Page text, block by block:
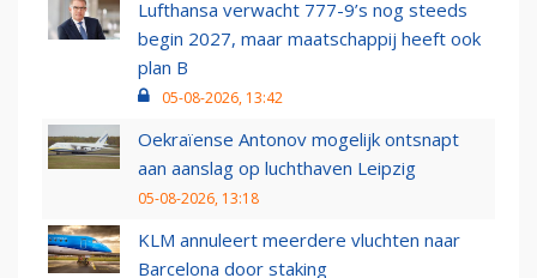
Lufthansa verwacht 777-9’s nog steeds
begin 2027, maar maatschappij heeft ook
plan B
05-08-2026, 13:42
Oekraïense Antonov mogelijk ontsnapt
aan aanslag op luchthaven Leipzig
05-08-2026, 13:18
KLM annuleert meerdere vluchten naar
Barcelona door staking